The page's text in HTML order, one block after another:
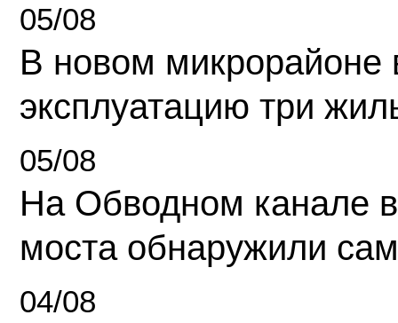
05/08
В новом микрорайоне
эксплуатацию три
05/08
На Обводном канале
моста обнаружили
04/08